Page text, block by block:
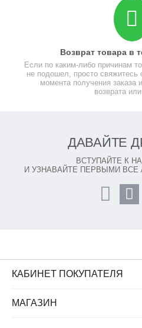
Возврат товара в
Если по каким-либо причинам
не подошел, просто свяжитесь
момента получения
возврата
ДАВАЙТЕ
ВСТУПАЙТЕ К
И УЗНАВАЙТЕ ПЕРВЫМИ
КАБИНЕТ ПОКУПАТЕЛЯ
МАГАЗИН